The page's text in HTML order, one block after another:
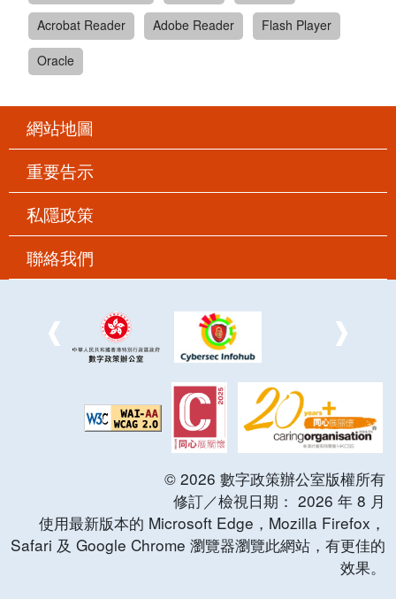
Acrobat Reader
Adobe Reader
Flash Player
Oracle
網站地圖
重要告示
私隱政策
聯絡我們
© 2026 數字政策辦公室版權所有
修訂／檢視日期： 2026 年 8 月
使用最新版本的 Microsoft Edge，Mozilla Firefox，
Safari 及 Google Chrome 瀏覽器瀏覽此網站，有更佳的
效果。